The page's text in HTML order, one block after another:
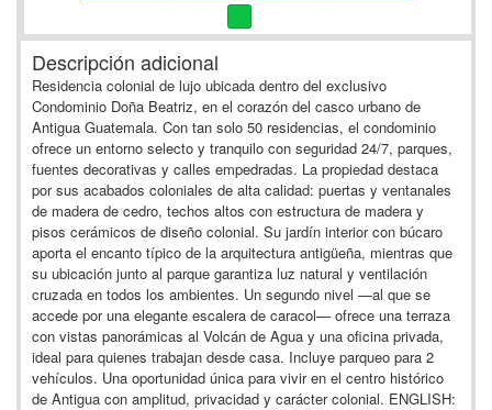
Descripción adicional
Residencia colonial de lujo ubicada dentro del exclusivo
Condominio Doña Beatriz, en el corazón del casco urbano de
Antigua Guatemala. Con tan solo 50 residencias, el condominio
ofrece un entorno selecto y tranquilo con seguridad 24/7, parques,
fuentes decorativas y calles empedradas. La propiedad destaca
por sus acabados coloniales de alta calidad: puertas y ventanales
de madera de cedro, techos altos con estructura de madera y
pisos cerámicos de diseño colonial. Su jardín interior con búcaro
aporta el encanto típico de la arquitectura antigüeña, mientras que
su ubicación junto al parque garantiza luz natural y ventilación
cruzada en todos los ambientes. Un segundo nivel —al que se
accede por una elegante escalera de caracol— ofrece una terraza
con vistas panorámicas al Volcán de Agua y una oficina privada,
ideal para quienes trabajan desde casa. Incluye parqueo para 2
vehículos. Una oportunidad única para vivir en el centro histórico
de Antigua con amplitud, privacidad y carácter colonial. ENGLISH: